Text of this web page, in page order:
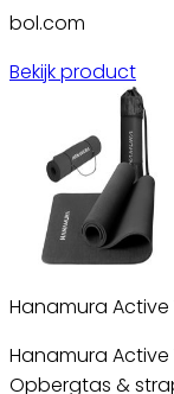
bol.com
Bekijk product
Hanamura
Hanamura
Opbergtas &